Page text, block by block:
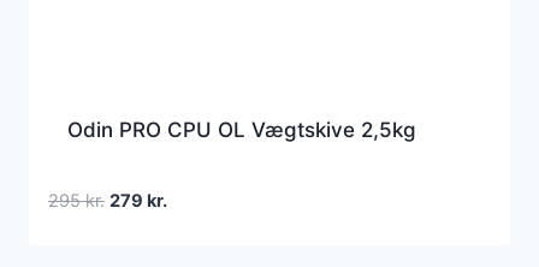
Odin PRO CPU OL Vægtskive 2,5kg
295kr. Den
279 kr.Den